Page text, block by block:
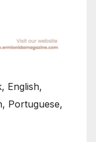
English,
Portuguese,